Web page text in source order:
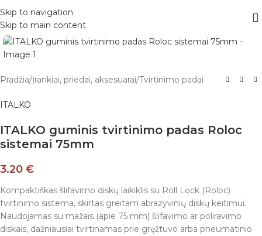
Skip to navigation
Skip to main content
Pradžia/Įrankiai, priedai, aksesuarai/Tvirtinimo padai
ITALKO
ITALKO guminis tvirtinimo padas Roloc
sistemai 75mm
3.20 €
Kompaktiškas šlifavimo diskų laikiklis su Roll Lock (Roloc)
tvirtinimo sistema, skirtas greitam abrazyvinių diskų keitimui.
Naudojamas su mažais (apie 75 mm) šlifavimo ar poliravimo
diskais, dažniausiai tvirtinamas prie gręžtuvo arba pneumatinio